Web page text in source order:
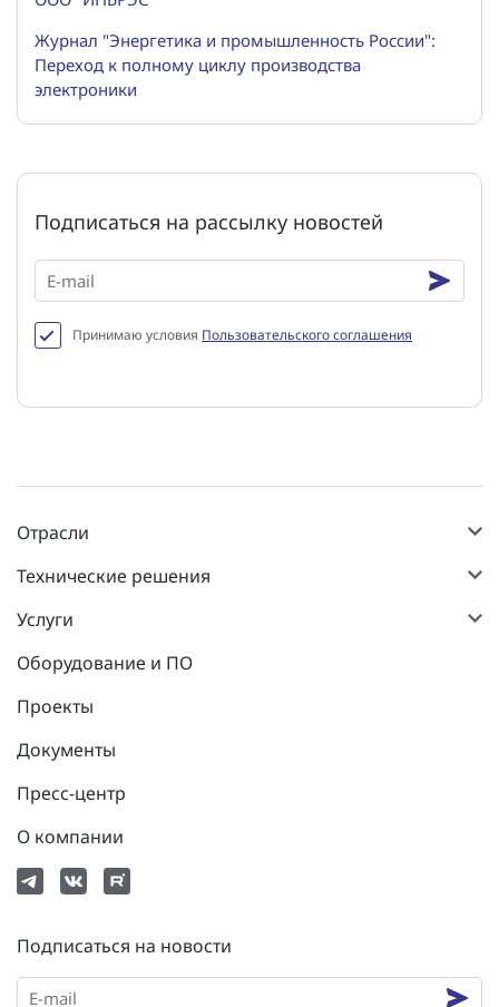
Журнал "Энергетика и промышленность России":
Переход к полному циклу производства
электроники
Подписаться на рассылку новостей
Принимаю условия Пользовательского соглашения
Отрасли
Технические решения
Услуги
Оборудование и ПО
Проекты
Документы
Пресс-центр
О компании
Подписаться на новости